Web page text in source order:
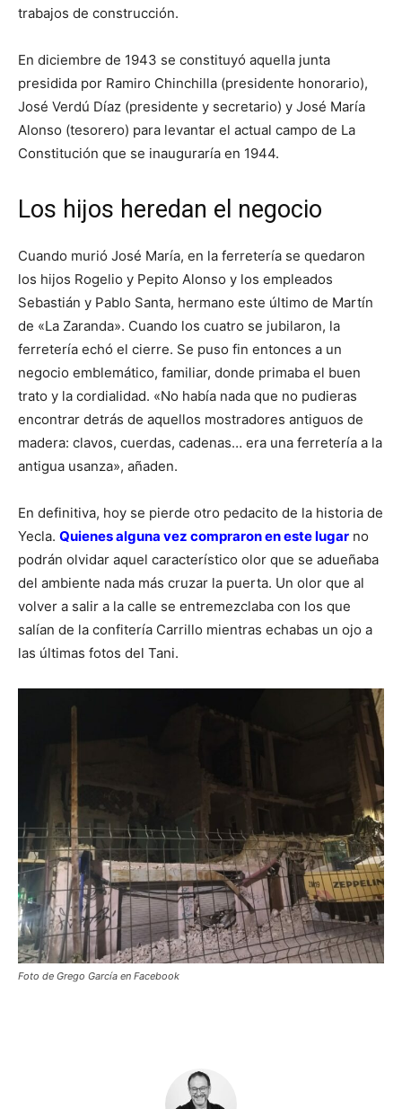
trabajos de construcción.
En diciembre de 1943 se constituyó aquella junta
presidida por Ramiro Chinchilla (presidente honorario),
José Verdú Díaz (presidente y secretario) y José María
Alonso (tesorero) para levantar el actual campo de La
Constitución que se inauguraría en 1944.
Los hijos heredan el negocio
Cuando murió José María, en la ferretería se quedaron
los hijos Rogelio y Pepito Alonso y los empleados
Sebastián y Pablo Santa, hermano este último de Martín
de «La Zaranda». Cuando los cuatro se jubilaron, la
ferretería echó el cierre. Se puso fin entonces a un
negocio emblemático, familiar, donde primaba el buen
trato y la cordialidad. «No había nada que no pudieras
encontrar detrás de aquellos mostradores antiguos de
madera: clavos, cuerdas, cadenas… era una ferretería a la
antigua usanza», añaden.
En definitiva, hoy se pierde otro pedacito de la historia de
Yecla. Quienes alguna vez compraron en este lugar no
podrán olvidar aquel característico olor que se adueñaba
del ambiente nada más cruzar la puerta. Un olor que al
volver a salir a la calle se entremezclaba con los que
salían de la confitería Carrillo mientras echabas un ojo a
las últimas fotos del Tani.
Foto de Grego García en Facebook